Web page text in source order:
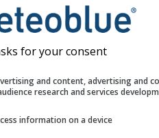
отличаться от данных в
месте, которое вы
найти рядом с
Диаграмма "15 дней"
почасовые данные. За
месяц представлены
for your consent
and content, advertising and
research and services
information on a device